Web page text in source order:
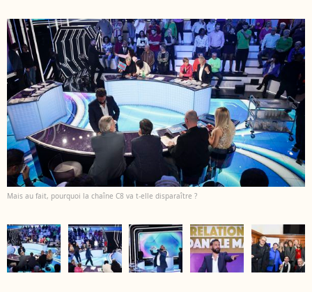
Mais au fait, pourquoi la chaîne C8 va t-elle disparaître ?